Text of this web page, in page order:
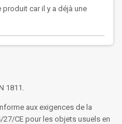
car il y a déjà une
1811.
aux exigences de la
27/CE pour les objets usuels en